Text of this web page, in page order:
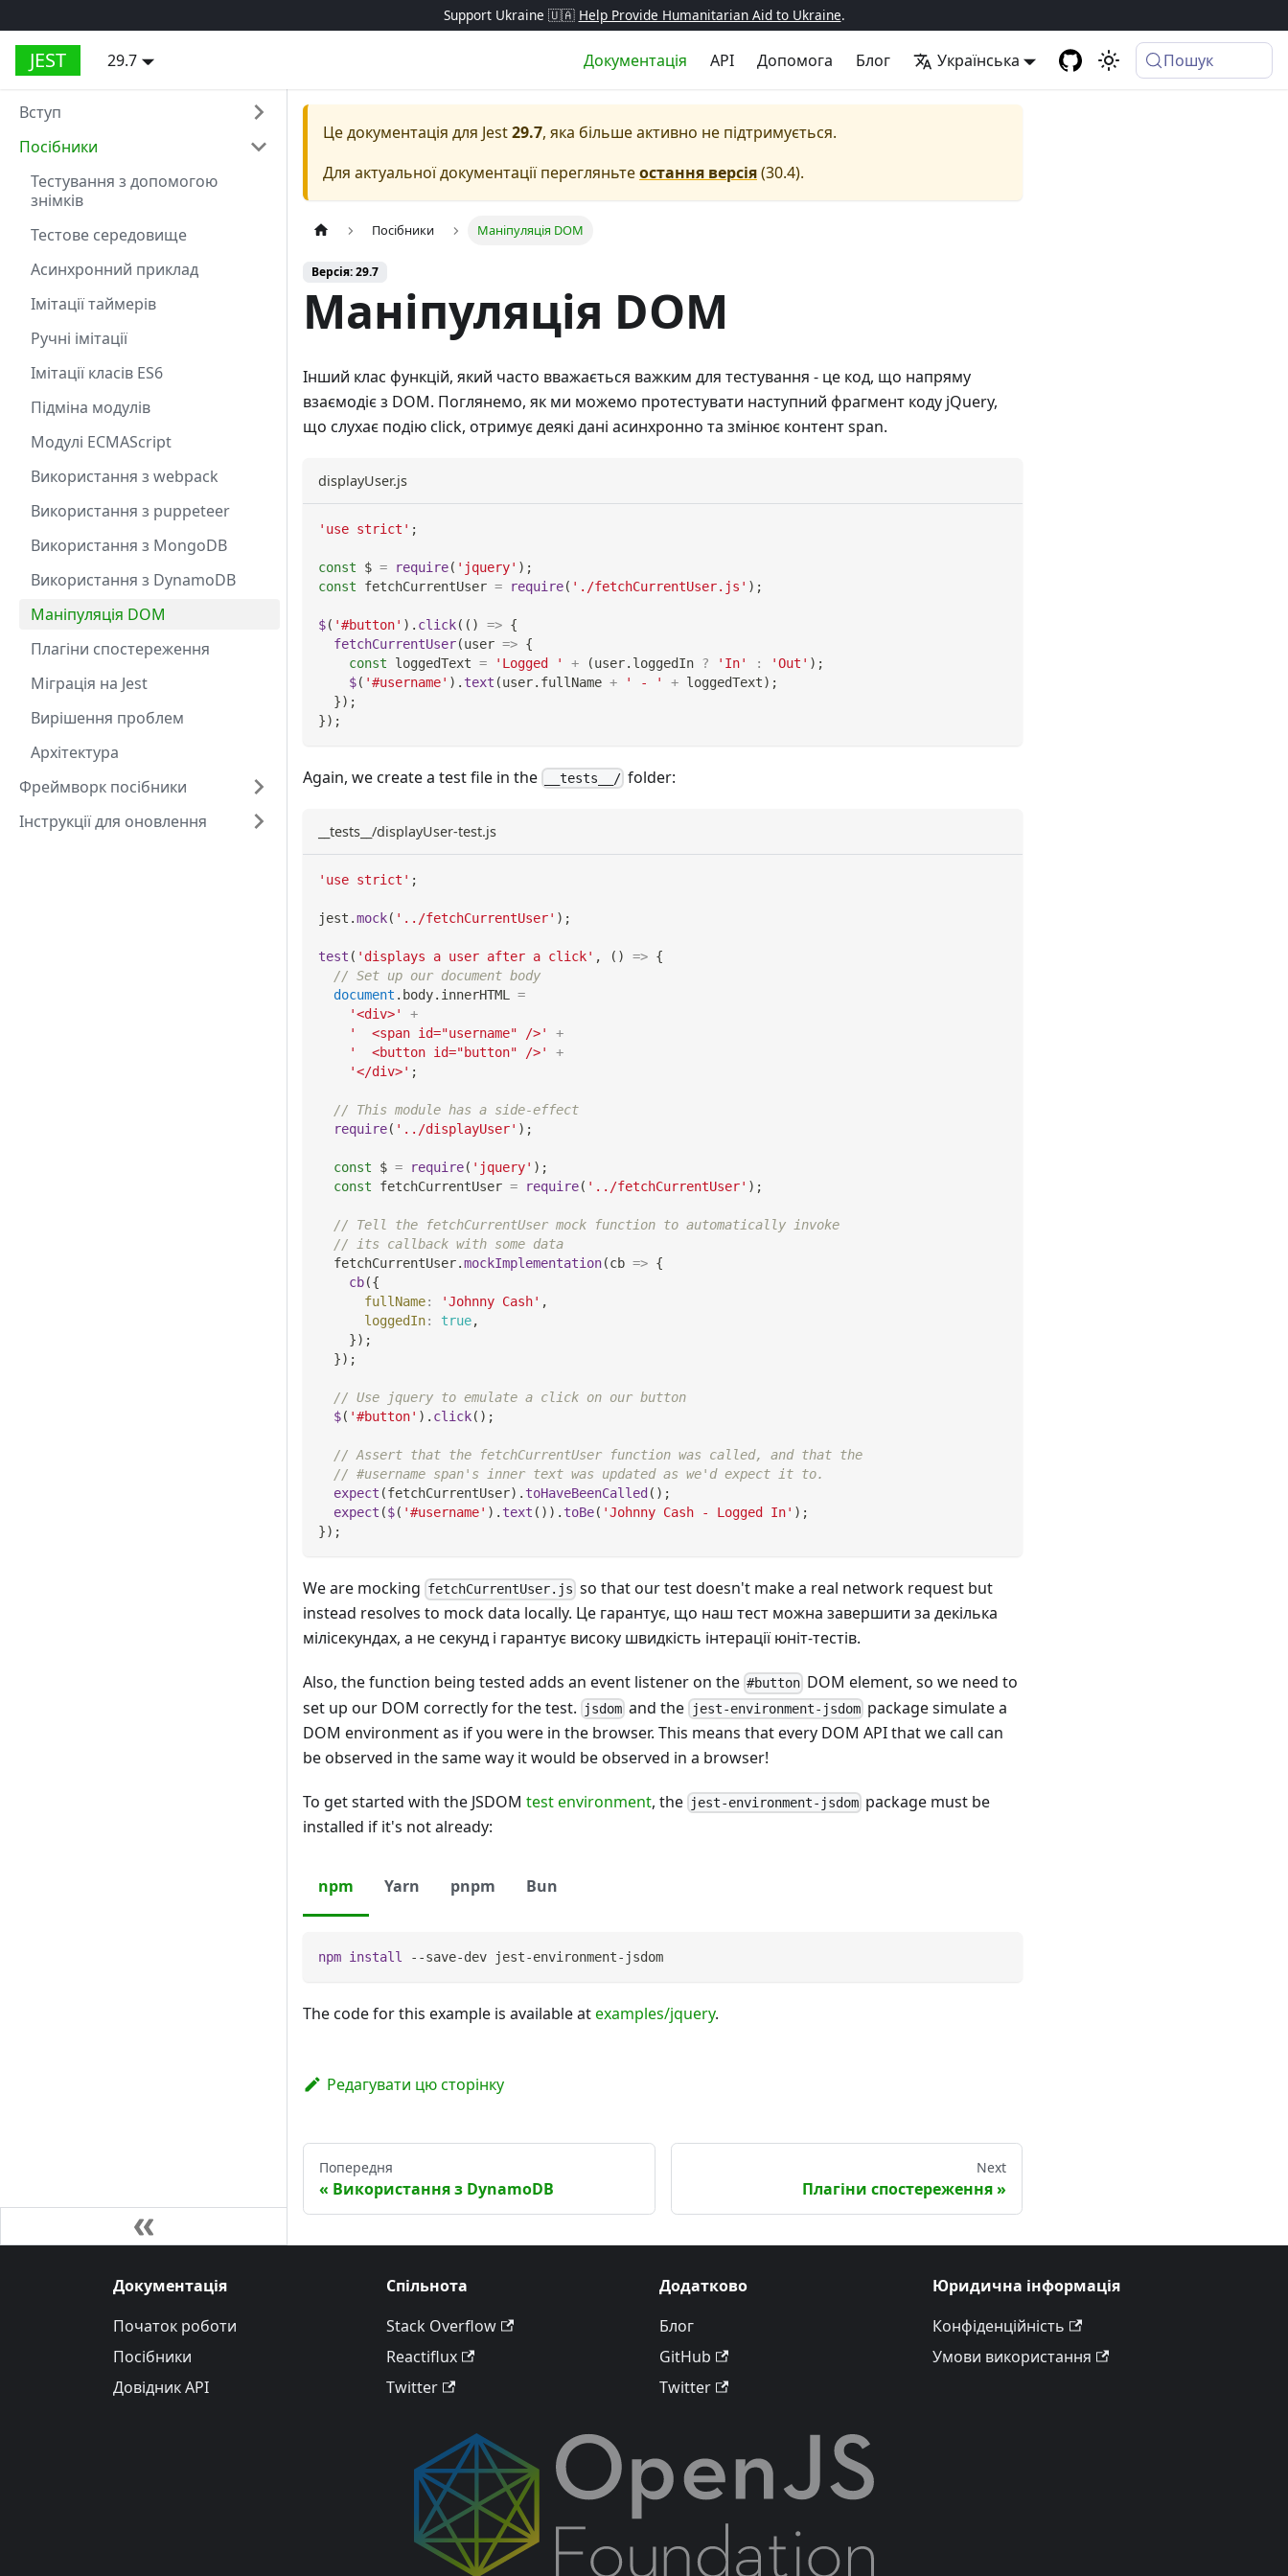
Support Ukraine 🇺🇦 Help Provide Humanitarian Aid to Ukraine.
JEST 29.7 Документація API Допомога Блог Українська Пошук
Вступ
Посібники
Тестування з допомогою
знімків
Тестове середовище
Асинхронний приклад
Імітації таймерів
Ручні імітації
Імітації класів ES6
Підміна модулів
Модулі ECMAScript
Використання з webpack
Використання з puppeteer
Використання з MongoDB
Використання з DynamoDB
Маніпуляція DOM
Плагіни спостереження
Міграція на Jest
Вирішення проблем
Архітектура
Фреймворк посібники
Інструкції для оновлення
Це документація для Jest29.7, яка більше активно не підтримується.
Для актуальної документації перегляньтеостання версія(30.4).
Посібники Маніпуляція DOM
Версія: 29.7
Маніпуляція DOM
Інший клас функцій, який часто вважається важким для тестування - це код, що напряму
взаємодіє з DOM. Поглянемо, як ми можемо протестувати наступний фрагмент коду jQuery,
що слухає подію click, отримує деякі дані асинхронно та змінює контент span.
displayUser.js
'use strict' ;
const $ = require( 'jquery' ) ;
const fetchCurrentUser = require( './fetchCurrentUser.js' ) ;
$( '#button' ) . click( ( ) => {
fetchCurrentUser(user => {
const loggedText = 'Logged ' + (user. loggedIn ? 'In' : 'Out' ) ;
$( '#username' ) . text (user. fullName + ' - ' + loggedText) ;
}) ;
}) ;
Again, we create a test file in the __tests__/ folder:
__tests__/displayUser-test.js
'use strict' ;
jest .mock( '../fetchCurrentUser' ) ;
test ( 'displays a user after a click' , ( ) => {
// Set up our document body
document . body. innerHTML =
'<div>'
+
'  <span id="username" />'
+
'  <button id="button" />'
+
'</div>' ;
// This module has a side-effect
require( '../displayUser' ) ;
const $ = require( 'jquery' ) ;
const fetchCurrentUser = require( '../fetchCurrentUser' ) ;
// Tell the fetchCurrentUser mock function to automatically invoke
// its callback with some data
  fetchCurrentUser
.mockImplementation(cb => {
cb({
fullName: 'Johnny Cash' ,
loggedIn: true,
}) ;
}) ;
// Use jquery to emulate a click on our button
$( '#button' ) . click( ) ;
// Assert that the fetchCurrentUser function was called, and that the
// #username span's inner text was updated as we'd expect it to.
expect (fetchCurrentUser) . toHaveBeenCalled ( ) ;
expect ($( '#username' ) . text ( ) ) . toBe( 'Johnny Cash - Logged In' ) ;
}) ;
We are mocking fetchCurrentUser.js so that our test doesn't make a real network request but
instead resolves to mock data locally. Це гарантує, що наш тест можна завершити за декілька
мілісекундах, а не секунд і гарантує високу швидкість інтерації юніт-тестів.
Also, the function being tested adds an event listener on the #button DOM element, so we need to
set up our DOM correctly for the test.
jsdom and the jest-environment-jsdompackage simulate a
DOM environment as if you were in the browser. This means that every DOM API that we call can
be observed in the same way it would be observed in a browser!
To get started with the JSDOM test environment, the jest-environment-jsdom package must be
installed if it's not already:
npm Yarn pnpm Bun
npm install --save-dev jest-environment-jsdom
The code for this example is available atexamples/jquery.
Редагувати цю сторінку
Попередня
Використання з DynamoDB
Next
Плагіни спостереження
Документація
Початок роботи
Посібники
Довідник API
Спільнота
Stack Overflow
Reactiflux
Twitter
Додатково
Блог
GitHub
Twitter
Юридична інформація
Конфіденційність
Умови використання